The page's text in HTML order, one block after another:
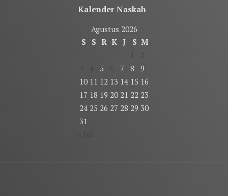
Kalender Naskah
Agustus 2026
S
S R K J S M
5 7 8
9
10 11 12 13 14 15 16
17 18 19 20 21 22 23
24 25 26 27 28 29 30
31